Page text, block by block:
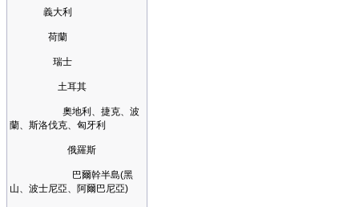
義大利
荷蘭
瑞士
土耳其
奧地利、捷克、波
蘭、斯洛伐克、匈牙利
俄羅斯
巴爾幹半島(黑
山、波士尼亞、阿爾巴尼亞)